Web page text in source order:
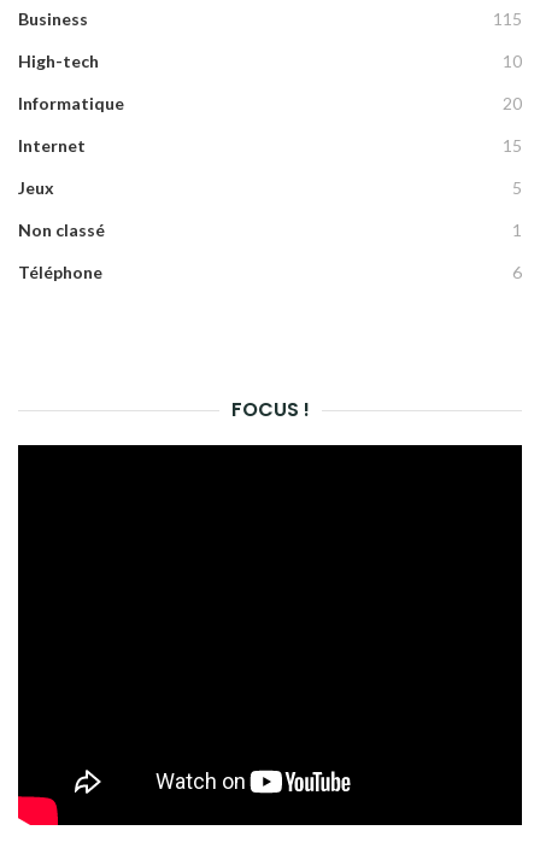
Business 115
High-tech 10
Informatique 20
Internet 15
Jeux 5
Non classé 1
Téléphone 6
FOCUS !